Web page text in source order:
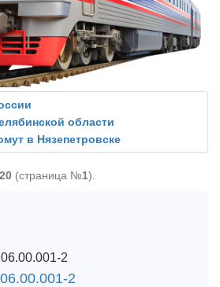
области
в Нязепетровске
(страница №1).
2